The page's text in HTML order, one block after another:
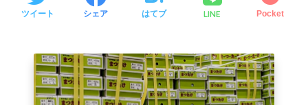
ツイート シェア はてブ LINE Pocket